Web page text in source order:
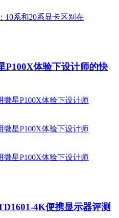
P100X体验下设计师的快
4K便携显示器评测